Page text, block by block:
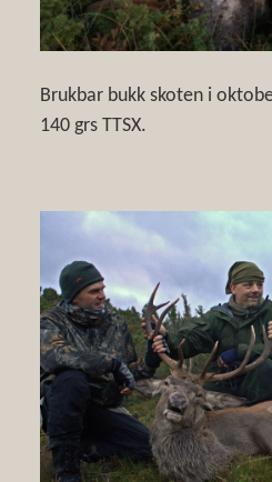
Brukbar bukk skoten i
140 grs TTSX.